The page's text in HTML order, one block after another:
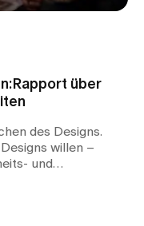
über
des Designs.
willen –
und
und